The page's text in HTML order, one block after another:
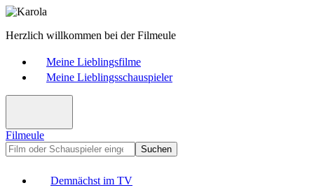
Herzlich willkommen bei der Filmeule
Meine Lieblingsfilme
Meine Lieblingsschauspieler
Filmeule
Suchen
Demnächst im TV